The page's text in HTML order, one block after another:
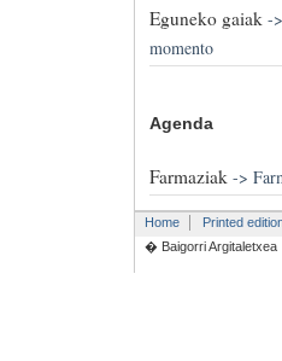
Eguneko gaiak->
momento
Agenda
Farmaziak ->
Home Printed
� Baigorri Argitaletxea